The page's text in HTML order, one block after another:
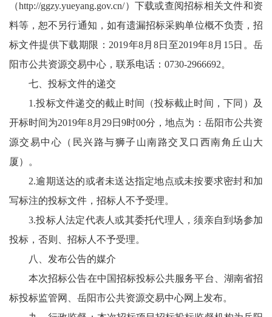
（http://ggzy.yueyang.gov.cn/）下载或查阅招标相关文件和资
料等，恕不另行通知，如有遗漏招标采购单位概不负责，招
标文件提供下载期限：2019年8月8日至2019年8月15日。岳
阳市公共资源交易中心，联系电话：0730-2966692。
七、投标文件的递交
1.投标文件递交的截止时间（投标截止时间，下同）及
开标时间为2019年8月29日9时00分，地点为：岳阳市公共资
源交易中心（民兴路与狮子山南路交叉口西南角丘山大
厦）。
2.逾期送达的或者未送达指定地点或未按要求密封和加
写标注的投标文件，招标人不予受理。
3.投标人法定代表人或其委托代理人，须亲自到场参加
投标，否则、招标人不予受理。
八、发布公告的媒介
本次招标公告在中国招标投标公共服务平台、湖南省招
标投标监管网、岳阳市公共资源交易中心网上发布。